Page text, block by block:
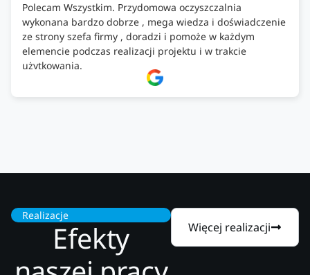
Polecam Wszystkim. Przydomowa oczyszczalnia
wykonana bardzo dobrze , mega wiedza i doświadczenie
ze strony szefa firmy , doradzi i pomoże w każdym
elemencie podczas realizacji projektu i w trakcie
użytkowania.
Firma godna zaufania. Tak trzymać!
Realizacje
Efekty
Więcej realizacji